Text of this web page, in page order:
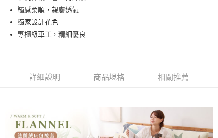
上海商業儲蓄銀行
國泰世華商業銀行
臺灣中小企業銀行
玉山商業銀行
星展（台灣）商業銀行
台新國際商業銀行
中國信託商業銀行
LINE Pay
Apple Pay
全盈+PAY
相關說明
【大哥付你分期使用說明】
1.本服務由台灣大哥大提供，台灣大哥大用戶可立即使用無須另外申請。
AFTEE先享後付
觸感柔順，親膚透氣
獨家設計花色
專櫃級車工，精細優良
詳細說明 商品規格 相關推薦